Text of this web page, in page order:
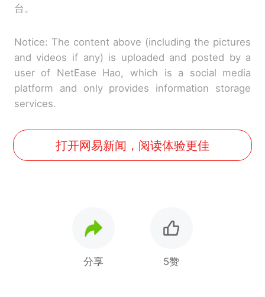
台。
Notice: The content above (including the pictures
and videos if any) is uploaded and posted by a
user of NetEase Hao, which is a social media
platform and only provides information storage
services.
打开网易新闻，阅读体验更佳
分享 5赞